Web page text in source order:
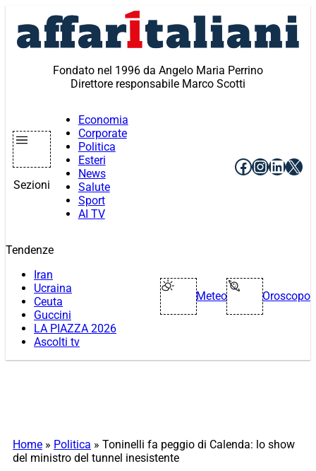
contenuto
Fondato nel 1996 da Angelo Maria Perrino
Direttore responsabile Marco Scotti
Sezioni
Economia
Corporate
Politica
Esteri
News
Salute
Sport
AI TV
Facebook
X
Tendenze
Iran
Ucraina
Ceuta
Guccini
LA PIAZZA 2026
Ascolti tv
Meteo Oroscopo
Home » Politica » Toninelli fa peggio di Calenda: lo show
del ministro del tunnel inesistente